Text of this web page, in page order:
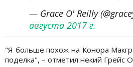
— Grace O' Reilly
августа 2017 г.
"Я больше похож на Конора
поделка", – отметил некий Грейс